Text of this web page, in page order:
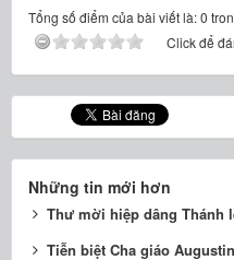
Tổng số điểm của bài viết là: 0
Click để
Những tin mới hơn
Thư mời hiệp dâng Thánh
Tiễn biệt Cha giáo